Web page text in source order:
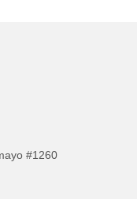
#1260